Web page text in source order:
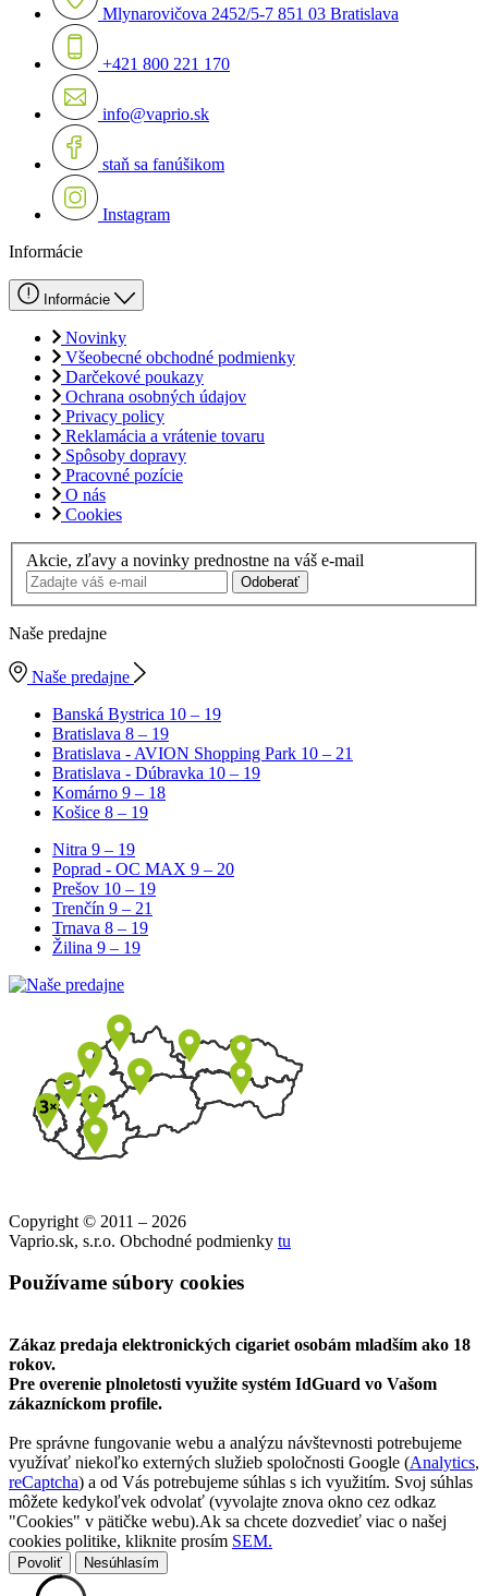
Mlynarovičova 2452/5-7 851 03 Bratislava
+421 800 221 170
info@vaprio.sk
staň sa fanúšikom
Instagram
Informácie
Informácie
Novinky
Všeobecné obchodné podmienky
Darčekové poukazy
Ochrana osobných údajov
Privacy policy
Reklamácia a vrátenie tovaru
Spôsoby dopravy
Pracovné pozície
O nás
Cookies
Akcie, zľavy a novinky prednostne na váš e-mail
Odoberať
Naše predajne
Naše predajne
Banská Bystrica 10 – 19
Bratislava 8 – 19
Bratislava - AVION Shopping Park 10 – 21
Bratislava - Dúbravka 10 – 19
Komárno 9 – 18
Košice 8 – 19
Nitra 9 – 19
Poprad - OC MAX 9 – 20
Prešov 10 – 19
Trenčín 9 – 21
Trnava 8 – 19
Žilina 9 – 19
Copyright © 2011 – 2026
Vaprio.sk, s.r.o. Obchodné podmienky tu
Používame súbory cookies
Zákaz predaja elektronických cigariet osobám mladším ako 18
rokov.
Pre overenie plnoletosti využite systém IdGuard vo Vašom
zákazníckom profile.
Pre správne fungovanie webu a analýzu návštevnosti potrebujeme
využívať niekoľko externých služieb spoločnosti Google (Analytics,
reCaptcha) a od Vás potrebujeme súhlas s ich využitím. Svoj súhlas
môžete kedykoľvek odvolať (vyvolajte znova okno cez odkaz
"Cookies" v pätičke webu).Ak sa chcete dozvedieť viac o našej
cookies politike, kliknite prosím SEM.
Povoliť Nesúhlasím